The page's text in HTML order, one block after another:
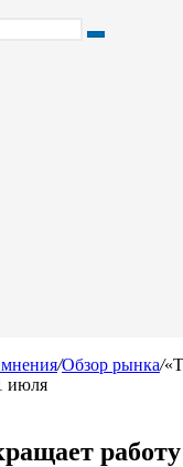
Искать
/Обзор рынка/
июля